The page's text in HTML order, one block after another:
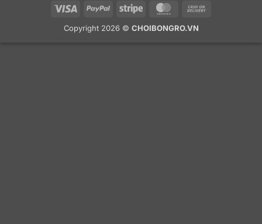
Visa PayPal Stripe MasterCard
Copyright 2026 © CHOIBONGRO.VN